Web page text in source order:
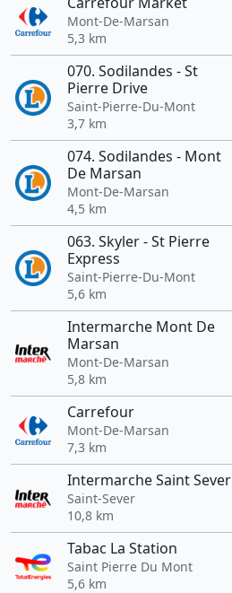
Mont-De-Marsan
5,3 km
070. Sodilandes - St
Pierre Drive
Saint-Pierre-Du-Mont
3,7 km
074. Sodilandes - Mont
De Marsan
Mont-De-Marsan
4,5 km
063. Skyler - St Pierre
Express
Saint-Pierre-Du-Mont
5,6 km
Intermarche Mont De
Marsan
Mont-De-Marsan
5,8 km
Carrefour
Mont-De-Marsan
7,3 km
Intermarche Saint Sever
Saint-Sever
10,8 km
Tabac La Station
Saint Pierre Du Mont
5,6 km